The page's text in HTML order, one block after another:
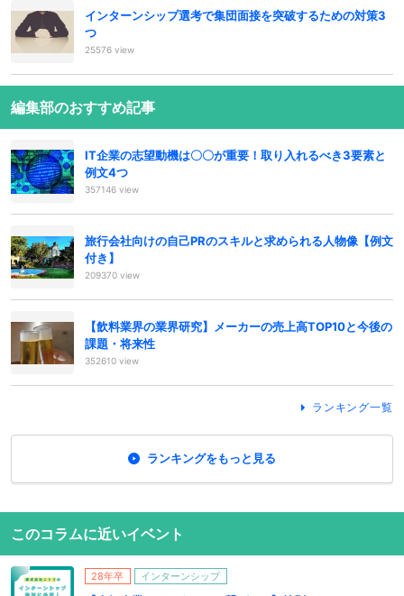
インターンシップ選考で集団面接を突破するための対策3
つ
25576 view
編集部のおすすめ記事
IT企業の志望動機は〇〇が重要！取り入れるべき3要素と
例文4つ
357146 view
旅行会社向けの自己PRのスキルと求められる人物像【例文
付き】
209370 view
【飲料業界の業界研究】メーカーの売上高TOP10と今後の
課題・将来性
352610 view
ランキング一覧
ランキングをもっと見る
このコラムに近いイベント
28年卒 インターンシップ